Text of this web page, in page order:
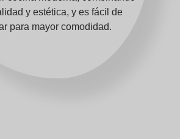
y estética, y es fácil de
para mayor comodidad.